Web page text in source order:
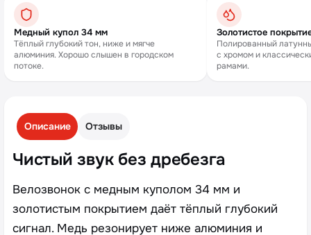
Медный купол 34 мм
Тёплый глубокий тон, ниже и мягче
алюминия. Хорошо слышен в городском
потоке.
Золотистое
Полированный
с хромом и
рамами.
Описание Отзывы
Чистый звук без дребезга
Велозвонок с медным куполом 34 мм и
золотистым покрытием даёт тёплый глубокий
сигнал. Медь резонирует ниже алюминия и